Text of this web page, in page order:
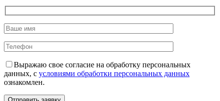
Выражаю свое согласие на обработку персональных
данных, с условиями обработки персональных данных
ознакомлен.